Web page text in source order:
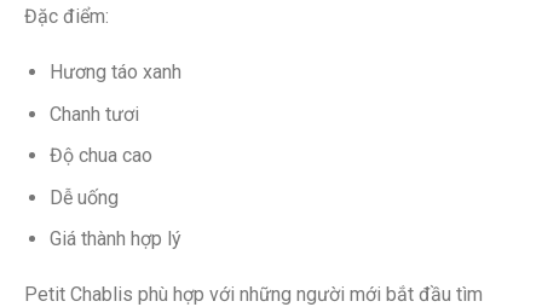
Đặc điểm:
Hương táo xanh
Chanh tươi
Độ chua cao
Dễ uống
Giá thành hợp lý
Petit Chablis phù hợp với những người mới bắt đầu tìm